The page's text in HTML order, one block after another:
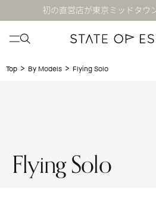
初の直営店が東京ミッドタウ
Top > By Models > Flying Solo
Flying Solo